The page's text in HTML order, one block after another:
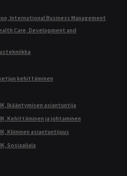
International Business Management
Care, Development and
kehittäminen
Ikääntymisen asiantuntija
Kehittäminen ja johtaminen
Kliininen asiantuntijuus
Sosiaaliala